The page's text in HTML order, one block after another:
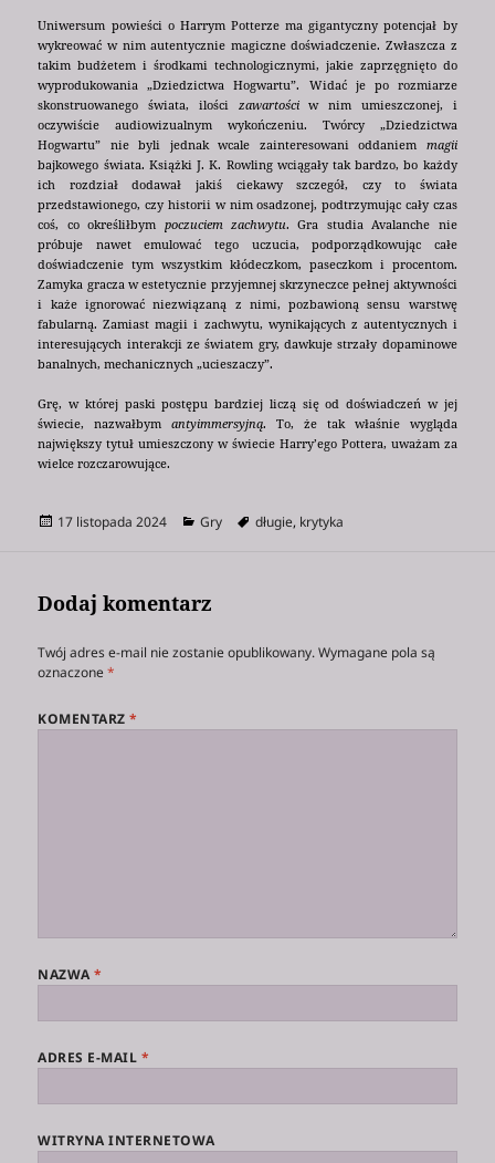
Uniwersum powieści o Harrym Potterze ma gigantyczny potencjał by
wykreować w nim autentycznie magiczne doświadczenie. Zwłaszcza z
takim budżetem i środkami technologicznymi, jakie zaprzęgnięto do
wyprodukowania „Dziedzictwa Hogwartu”. Widać je po rozmiarze
skonstruowanego świata, ilości zawartościw nim umieszczonej, i
oczywiście audiowizualnym wykończeniu. Twórcy „Dziedzictwa
Hogwartu” nie byli jednak wcale zainteresowani oddaniem magii
bajkowego świata. Książki J. K. Rowling wciągały tak bardzo, bo każdy
ich rozdział dodawał jakiś ciekawy szczegół, czy to świata
przedstawionego, czy historii w nim osadzonej, podtrzymując cały czas
coś, co określiłbym poczuciem zachwytu. Gra studia Avalanche nie
próbuje nawet emulować tego uczucia, podporządkowując całe
doświadczenie tym wszystkim kłódeczkom, paseczkom i procentom.
Zamyka gracza w estetycznie przyjemnej skrzyneczce pełnej aktywności
i każe ignorować niezwiązaną z nimi, pozbawioną sensu warstwę
fabularną. Zamiast magii i zachwytu, wynikających z autentycznych i
interesujących interakcji ze światem gry, dawkuje strzały dopaminowe
banalnych, mechanicznych „ucieszaczy”.
Grę, w której paski postępu bardziej liczą się od doświadczeń w jej
świecie, nazwałbymantyimmersyjną. To, że tak właśnie wygląda
największy tytuł umieszczony w świecie Harry’ego Pottera, uważam za
wielce rozczarowujące.
Data
17 listopada 2024 Kategorie
Gry Tagi
długie, krytyka
Dodaj komentarz
Twój adres e-mail nie zostanie opublikowany. Wymagane pola są
oznaczone*
KOMENTARZ*
NAZWA*
ADRES E-MAIL *
WITRYNA INTERNETOWA